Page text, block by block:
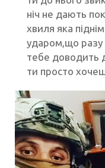
ніч не дають
хвиля яка
ударом,що разу
тебе доводить
ти просто